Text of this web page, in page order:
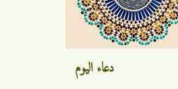
دعاء اليوم